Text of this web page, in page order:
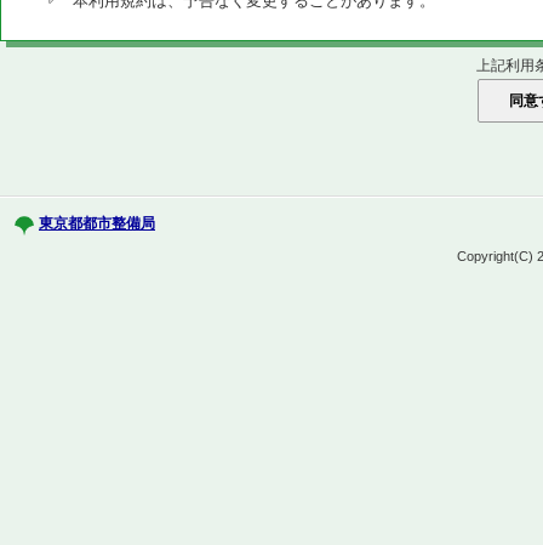
上記利用
東京都都市整備局
Copyright(C)